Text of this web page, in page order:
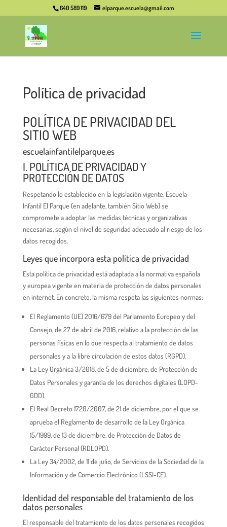
640 589 119 elparque.escuela@gmail.com
Política de privacidad
POLÍTICA DE PRIVACIDAD DEL
SITIO WEB
escuelainfantilelparque.es
I. POLÍTICA DE PRIVACIDAD Y
PROTECCIÓN DE DATOS
Respetando lo establecido en la legislación vigente, Escuela
Infantil El Parque (en adelante, también Sitio Web) se
compromete a adoptar las medidas técnicas y organizativas
necesarias, según el nivel de seguridad adecuado al riesgo de los
datos recogidos.
Leyes que incorpora esta política de privacidad
Esta política de privacidad está adaptada a la normativa española
y europea vigente en materia de protección de datos personales
en internet. En concreto, la misma respeta las siguientes normas:
El Reglamento (UE) 2016/679 del Parlamento Europeo y del
Consejo, de 27 de abril de 2016, relativo a la protección de las
personas físicas en lo que respecta al tratamiento de datos
personales y a la libre circulación de estos datos (RGPD).
La Ley Orgánica 3/2018, de 5 de diciembre, de Protección de
Datos Personales y garantía de los derechos digitales (LOPD-
GDD).
El Real Decreto 1720/2007, de 21 de diciembre, por el que se
aprueba el Reglamento de desarrollo de la Ley Orgánica
15/1999, de 13 de diciembre, de Protección de Datos de
Carácter Personal (RDLOPD).
La Ley 34/2002, de 11 de julio, de Servicios de la Sociedad de la
Información y de Comercio Electrónico (LSSI-CE).
Identidad del responsable del tratamiento de los
datos personales
El responsable del tratamiento de los datos personales recogidos